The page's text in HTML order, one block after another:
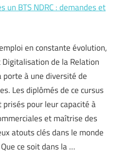
BTS NDRC : demandes et
en constante évolution,
Digitalisation de la Relation
porte à une diversité de
Les diplômés de ce cursus
pour leur capacité à
et maîtrise des
atouts clés dans le monde
ce soit dans la …